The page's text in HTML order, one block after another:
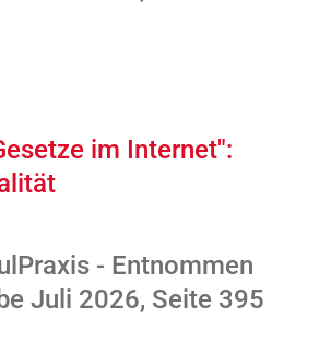
im Internet":
- Entnommen
Juli 2026, Seite 395